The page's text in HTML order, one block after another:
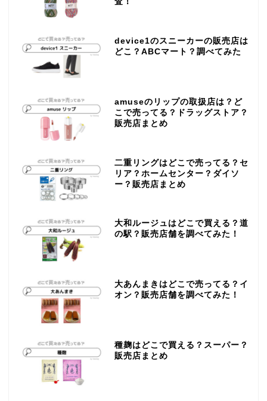
device1のスニーカーの販売店は
どこ？ABCマート？調べてみた
amuseのリップの取扱店は？ど
こで売ってる？ドラッグストア？
販売店まとめ
二重リングはどこで売ってる？セ
リア？ホームセンター？ダイソ
ー？販売店まとめ
大和ルージュはどこで買える？道
の駅？販売店舗を調べてみた！
大あんまきはどこで売ってる？イ
オン？販売店舗を調べてみた！
種麹はどこで買える？スーパー？
販売店まとめ